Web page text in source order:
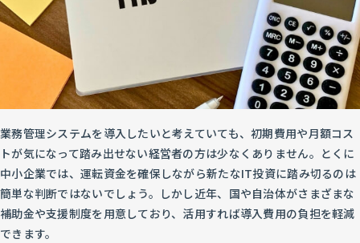
業務管理システムを導入したいと考えていても、初期費用や月額コス
トが気になって踏み出せない経営者の方は少なくありません。とくに
中小企業では、運転資金を確保しながら新たなIT投資に踏み切るのは
簡単な判断ではないでしょう。しかし近年、国や自治体がさまざまな
補助金や支援制度を用意しており、活用すれば導入費用の負担を軽減
できます。